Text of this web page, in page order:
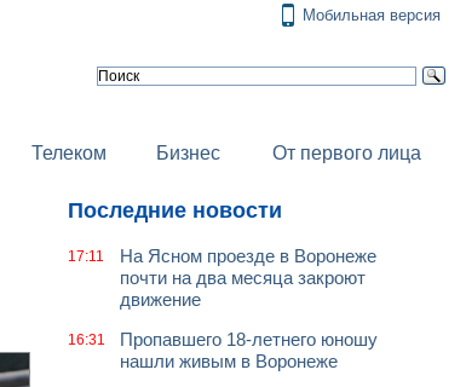
Мобильная версия
Телеком Бизнес От первого лица
Последние новости
17:11
На Ясном проезде в Воронеже
почти на два месяца закроют
движение
16:31
Пропавшего 18-летнего юношу
нашли живым в Воронеже